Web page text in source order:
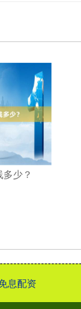
少？
息配资